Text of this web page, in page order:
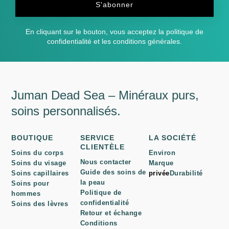
S'abonner
En cliquant sur le bouton, vous acceptez la politique de
confidentialité et les conditions générales.
Juman Dead Sea – Minéraux purs,
soins personnalisés.
BOUTIQUE
Soins du corps
Soins du visage
Soins capillaires
Soins pour
hommes
Soins des lèvres
SERVICE
CLIENTÈLE
Nous contacter
Guide des soins de
la peau
Politique de
confidentialité
Retour et échange
Conditions
LA SOCIÉTÉ
Environ
Marque
privée Durabilité